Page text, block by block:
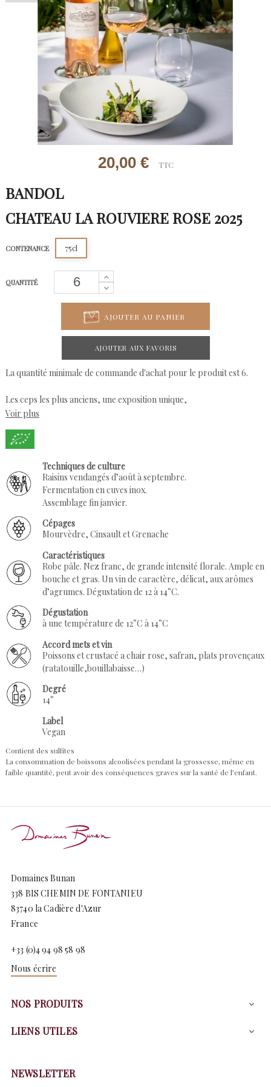
20,00 € TTC
BANDOL
CHATEAU LA ROUVIERE ROSE 2025
CONTENANCE 75cl
QUANTITÉ
AJOUTER AU PANIER
AJOUTER AUX FAVORIS
La quantité minimale de commande d'achat pour le produit est 6.
Les ceps les plus anciens, une exposition unique,
des vins de longue garde qui expriment toute l’identité du
Mourvèdre.
Bastide du XVIIIeme siècle, le Château domine un coteau taillé de
restanques très abruptes, exposées plein sud:
la vue porte jusqu’aux crêtes calcaires dominant le “Bec de l’aigle“.
Propriété de la famille depuis 1969,
ce vignoble est riche de pieds cinquantenaires. Ses étroites
restanques, tout juste assez larges pour recevoir trois
rangs de vignes, grimpent face au soleil jusqu’au Château.
Voir plus
Techniques de culture
Raisins vendangés d’août à septembre.
Fermentation en cuves inox.
Assemblage fin janvier.
Cépages
Mourvèdre, Cinsault et Grenache
Caractéristiques
Robe pâle. Nez franc, de grande intensité florale. Ample en
bouche et gras. Un vin de caractère, délicat, aux arômes
d’agrumes. Dégustation de 12 à 14°C.
Dégustation
à une température de 12°C à 14°C
Accord mets et vin
Poissons et crustacé a chair rose, safran, plats provençaux
(ratatouille,bouillabaisse…)
Degré
14°
Label
Vegan
Contient des sulfites
La consommation de boissons alcoolisées pendant la grossesse, même en
faible quantité, peut avoir des conséquences graves sur la santé de l’enfant.
Domaines Bunan
338 BIS CHEMIN DE FONTANIEU
83740 la Cadière d'Azur
France
+33 (0)4 94 98 58 98
Nous écrire
NOS PRODUITS 
LIENS UTILES 
NEWSLETTER